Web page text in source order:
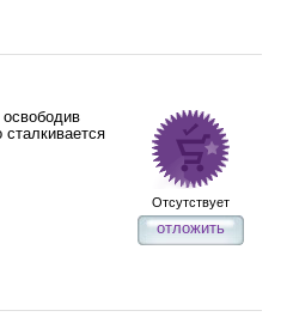
Отсутствует
отложить